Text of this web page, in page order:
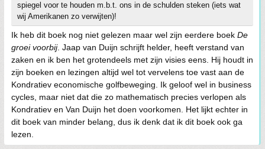
spiegel voor te houden m.b.t. ons in de schulden steken (iets wat
wij Amerikanen zo verwijten)!
Ik heb dit boek nog niet gelezen maar wel zijn eerdere boek De
groei voorbij. Jaap van Duijn schrijft helder, heeft verstand van
zaken en ik ben het grotendeels met zijn visies eens. Hij houdt in
zijn boeken en lezingen altijd wel tot vervelens toe vast aan de
Kondratiev economische golfbeweging. Ik geloof wel in business
cycles, maar niet dat die zo mathematisch precies verlopen als
Kondratiev en Van Duijn het doen voorkomen. Het lijkt echter in
dit boek van minder belang, dus ik denk dat ik dit boek ook ga
lezen.